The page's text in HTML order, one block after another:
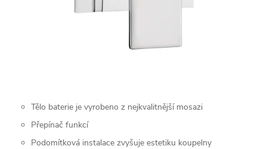
Tělo baterie je vyrobeno z nejkvalitnější mosazi
Přepínač funkcí
Podomítková instalace zvyšuje estetiku koupelny